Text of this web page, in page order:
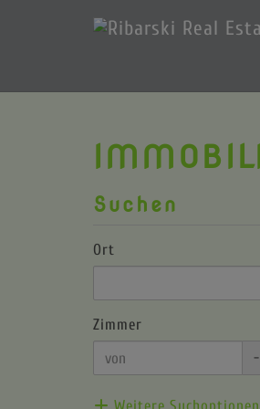
Suchen
Ort
Zimmer
-